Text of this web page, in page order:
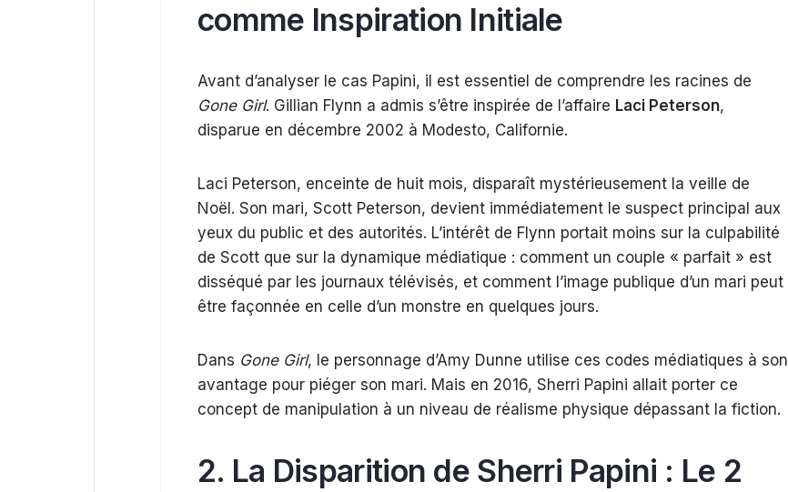
comme Inspiration Initiale
Avant d’analyser le cas Papini, il est essentiel de comprendre les racines de
Gone Girl. Gillian Flynn a admis s’être inspirée de l’affaire Laci Peterson,
disparue en décembre 2002 à Modesto, Californie.
Laci Peterson, enceinte de huit mois, disparaît mystérieusement la veille de
Noël. Son mari, Scott Peterson, devient immédiatement le suspect principal aux
yeux du public et des autorités. L’intérêt de Flynn portait moins sur la culpabilité
de Scott que sur la dynamique médiatique : comment un couple « parfait » est
disséqué par les journaux télévisés, et comment l’image publique d’un mari peut
être façonnée en celle d’un monstre en quelques jours.
Dans Gone Girl, le personnage d’Amy Dunne utilise ces codes médiatiques à son
avantage pour piéger son mari. Mais en 2016, Sherri Papini allait porter ce
concept de manipulation à un niveau de réalisme physique dépassant la fiction.
2. La Disparition de Sherri Papini : Le 2